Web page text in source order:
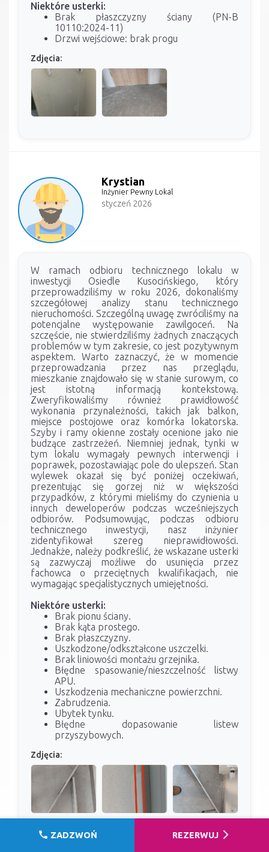
Niektóre usterki:
Brak płaszczyzny ściany (PN-B
10110:2024-11)
Drzwi wejściowe: brak progu
Zdjęcia:
Krystian
Inżynier Pewny Lokal
styczeń 2026
W ramach odbioru technicznego lokalu w
inwestycji Osiedle Kusocińskiego, który
przeprowadziliśmy w roku 2026, dokonaliśmy
szczegółowej analizy stanu technicznego
nieruchomości. Szczególną uwagę zwróciliśmy na
potencjalne występowanie zawilgoceń. Na
szczęście, nie stwierdziliśmy żadnych znaczących
problemów w tym zakresie, co jest pozytywnym
aspektem. Warto zaznaczyć, że w momencie
przeprowadzania przez nas przeglądu,
mieszkanie znajdowało się w stanie surowym, co
jest istotną informacją kontekstową.
Zweryfikowaliśmy również prawidłowość
wykonania przynależności, takich jak balkon,
miejsce postojowe oraz komórka lokatorska.
Szyby i ramy okienne zostały ocenione jako nie
budzące zastrzeżeń. Niemniej jednak, tynki w
tym lokalu wymagały pewnych interwencji i
poprawek, pozostawiając pole do ulepszeń. Stan
wylewek okazał się być poniżej oczekiwań,
prezentując się gorzej niż w większości
przypadków, z którymi mieliśmy do czynienia u
innych deweloperów podczas wcześniejszych
odbiorów. Podsumowując, podczas odbioru
technicznego inwestycji, nasz inżynier
zidentyfikował szereg nieprawidłowości.
Jednakże, należy podkreślić, że wskazane usterki
są zazwyczaj możliwe do usunięcia przez
fachowca o przeciętnych kwalifikacjach, nie
wymagając specjalistycznych umiejętności.
Niektóre usterki:
Brak pionu ściany.
Brak kąta prostego.
Brak płaszczyzny.
Uszkodzone/odkształcone uszczelki.
Brak liniowości montażu grzejnika.
Błędne spasowanie/nieszczelność listwy
APU.
Uszkodzenia mechaniczne powierzchni.
Zabrudzenia.
Ubytek tynku.
Błędne dopasowanie listew
przyszybowych.
Zdjęcia:
call ZADZWOŃ REZERWUJ arrow_forward_ios